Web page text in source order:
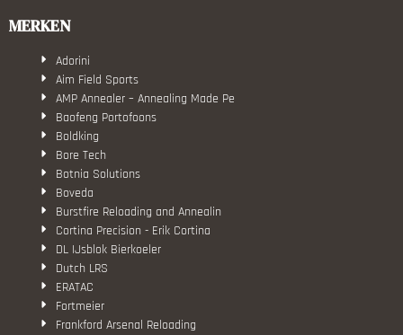
MERKEN
Adorini
Aim Field Sports
AMP Annealer – Annealing Made Pe
Baofeng Portofoons
Boldking
Bore Tech
Botnia Solutions
Boveda
Burstfire Reloading and Annealin
Cortina Precision - Erik Cortina
DL IJsblok Bierkoeler
Dutch LRS
ERATAC
Fortmeier
Frankford Arsenal Reloading